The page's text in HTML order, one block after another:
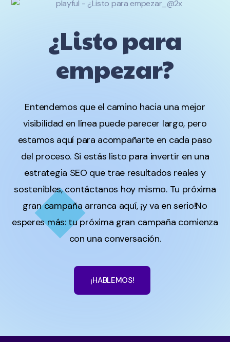
¿Listo para
empezar?
Entendemos que el camino hacia una mejor
visibilidad en línea puede parecer largo, pero
estamos aquí para acompañarte en cada paso
del proceso. Si estás listo para invertir en una
estrategia SEO que trae resultados reales y
sostenibles, contáctanos hoy mismo. Tu próxima
gran campaña arranca aquí, ¡y va en serio!No
esperes más: tu próxima gran campaña comienza
con una conversación.
¡HABLEMOS!